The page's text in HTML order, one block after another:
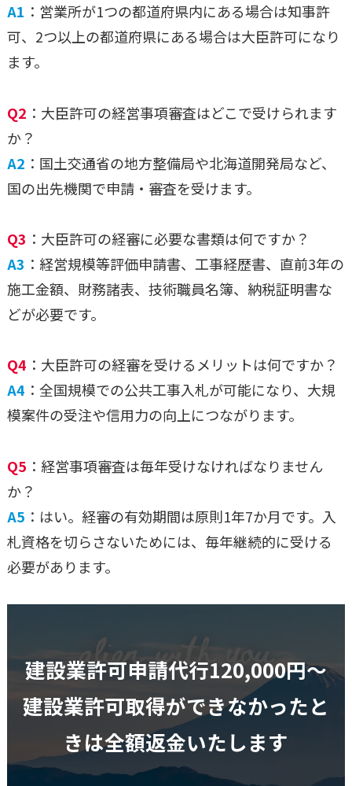
A1 ：営業所が1つの都道府県内にある場合は知事許
可、2つ以上の都道府県にある場合は大臣許可になり
ます。
Q2 ：大臣許可の経営事項審査はどこで受けられます
か？
A2 ：国土交通省の地方整備局や北海道開発局など、
国の出先機関で申請・審査を受けます。
Q3 ：大臣許可の経審に必要な書類は何ですか？
A3 ：経営規模等評価申請書、工事経歴書、直前3年の
施工金額、財務諸表、技術職員名簿、納税証明書な
どが必要です。
Q4 ：大臣許可の経審を受けるメリットは何ですか？
A4 ：全国規模での公共工事入札が可能になり、大規
模案件の受注や信用力の向上につながります。
Q5 ：経営事項審査は毎年受けなければなりません
か？
A5 ：はい。経審の有効期間は原則1年7か月です。入
札資格を切らさないためには、毎年継続的に受ける
必要があります。
建設業許可申請代行120,000円〜
建設業許可取得ができなかったと
きは全額返金いたします